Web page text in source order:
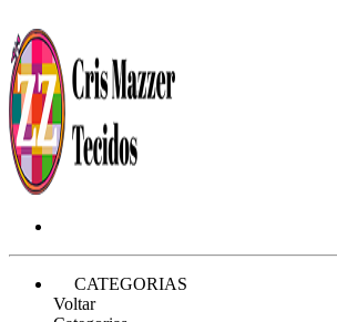
CATEGORIAS
Voltar